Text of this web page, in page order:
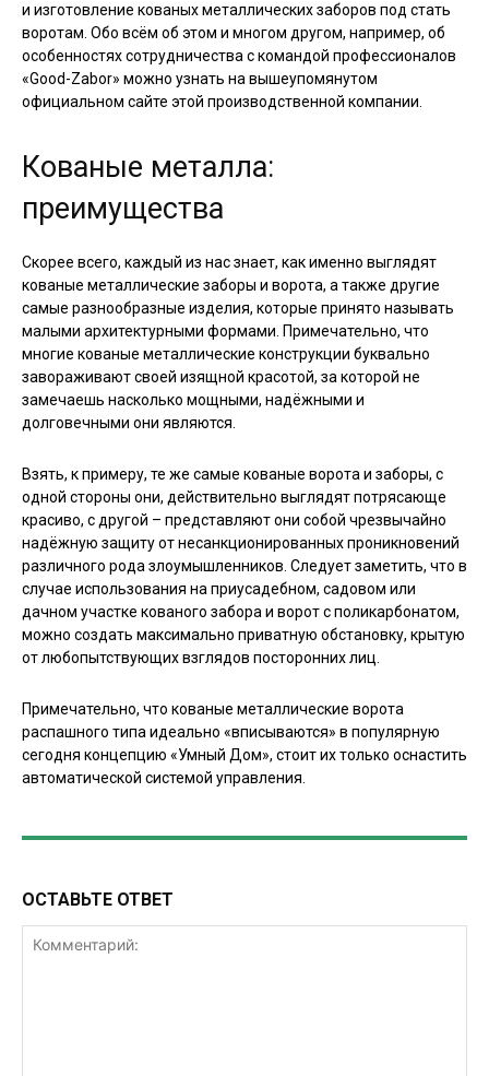
и изготовление кованых металлических заборов под стать
воротам. Обо всём об этом и многом другом, например, об
особенностях сотрудничества с командой профессионалов
«Good-Zabor» можно узнать на вышеупомянутом
официальном сайте этой производственной компании.
Кованые металла:
преимущества
Скорее всего, каждый из нас знает, как именно выглядят
кованые металлические заборы и ворота, а также другие
самые разнообразные изделия, которые принято называть
малыми архитектурными формами. Примечательно, что
многие кованые металлические конструкции буквально
завораживают своей изящной красотой, за которой не
замечаешь насколько мощными, надёжными и
долговечными они являются.
Взять, к примеру, те же самые кованые ворота и заборы, с
одной стороны они, действительно выглядят потрясающе
красиво, с другой – представляют они собой чрезвычайно
надёжную защиту от несанкционированных проникновений
различного рода злоумышленников. Следует заметить, что в
случае использования на приусадебном, садовом или
дачном участке кованого забора и ворот с поликарбонатом,
можно создать максимально приватную обстановку, крытую
от любопытствующих взглядов посторонних лиц.
Примечательно, что кованые металлические ворота
распашного типа идеально «вписываются» в популярную
сегодня концепцию «Умный Дом», стоит их только оснастить
автоматической системой управления.
ОСТАВЬТЕ ОТВЕТ